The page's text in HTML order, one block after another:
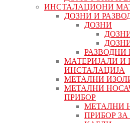
ИНСТАЛАЦИОНИ
ДОЗНИ И
ДОЗНИ
РАЗВОДНИ
МАТЕРИЈАЛИ И
ИНСТАЛАЦИЈА
МЕТАЛНИ
МЕТАЛНИ
ПРИБОР
МЕТАЛНИ
ПРИБОР